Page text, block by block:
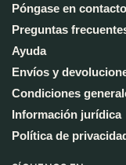
Póngase en
Preguntas
Ayuda
Envíos y
Condiciones
Información jurídica
Política de